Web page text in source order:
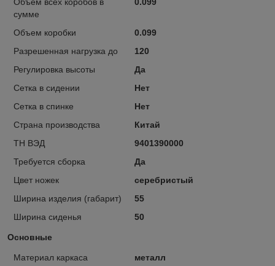
сумме
Объем коробки
0.099
Разрешенная нагрузка до
120
Регулировка высоты
Да
Сетка в сидении
Нет
Сетка в спинке
Нет
Страна производства
Китай
ТН ВЭД
9401390000
Требуется сборка
Да
Цвет ножек
серебристый
Ширина изделия (габарит)
55
Ширина сиденья
50
Основные
Материал каркаса
металл